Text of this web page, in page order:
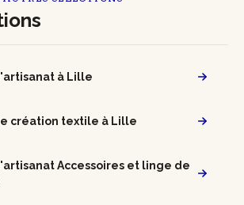
à Lille
création textile à Lille
Accessoires et linge de